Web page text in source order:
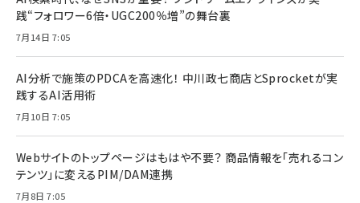
践“フォロワー6倍・UGC200％増”の舞台裏
7月14日 7:05
AI分析で施策のPDCAを高速化！ 中川政七商店とSprocketが実
践するAI活用術
7月10日 7:05
Webサイトのトップページはもはや不要？ 商品情報を「売れるコン
テンツ」に変えるPIM/DAM連携
7月8日 7:05